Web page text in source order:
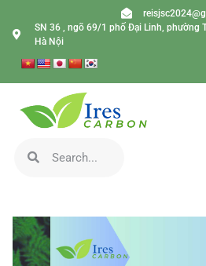
SN 36 , ngõ 69/1 phố Đại Linh, phường
Hà Nội